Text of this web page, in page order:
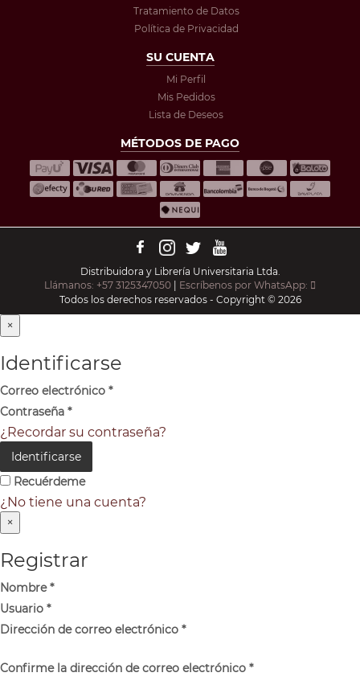
Tratamiento de Datos
Política de Privacidad
SU CUENTA
Mi Perfil
Mis Pedidos
Lista de Deseos
MÉTODOS DE PAGO
Distribuidora y Librería Universitaria Ltda.
Llámanos: +57 3125347050 | Escríbenos por WhatsApp:
Todos los derechos reservados - Copyright © 2026
×
Identificarse
Correo electrónico *
Contraseña *
¿Recordar su contraseña?
Identificarse
Recuérdeme
¿No tiene una cuenta?
×
Registrar
Nombre*
Usuario *
Dirección de correo electrónico *
Confirme la dirección de correo electrónico *